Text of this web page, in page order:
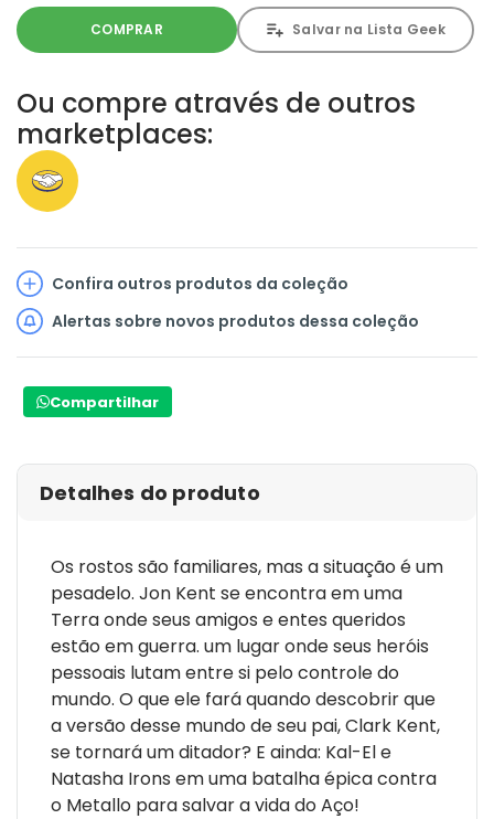
COMPRAR Salvar na Lista Geek
Ou compre através de outros
marketplaces:
Confira outros produtos da coleção
Alertas sobre novos produtos dessa coleção
Compartilhar
Detalhes do produto
Os rostos são familiares, mas a situação é um
pesadelo. Jon Kent se encontra em uma
Terra onde seus amigos e entes queridos
estão em guerra. um lugar onde seus heróis
pessoais lutam entre si pelo controle do
mundo. O que ele fará quando descobrir que
a versão desse mundo de seu pai, Clark Kent,
se tornará um ditador? E ainda: Kal-El e
Natasha Irons em uma batalha épica contra
o Metallo para salvar a vida do Aço!